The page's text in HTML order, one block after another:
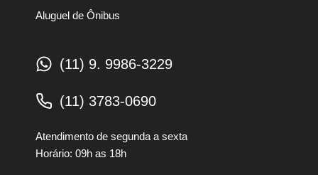
Aluguel de Ônibus
(11) 9. 9986-3229
(11) 3783-0690
Atendimento de segunda a sexta
Horário: 09h as 18h